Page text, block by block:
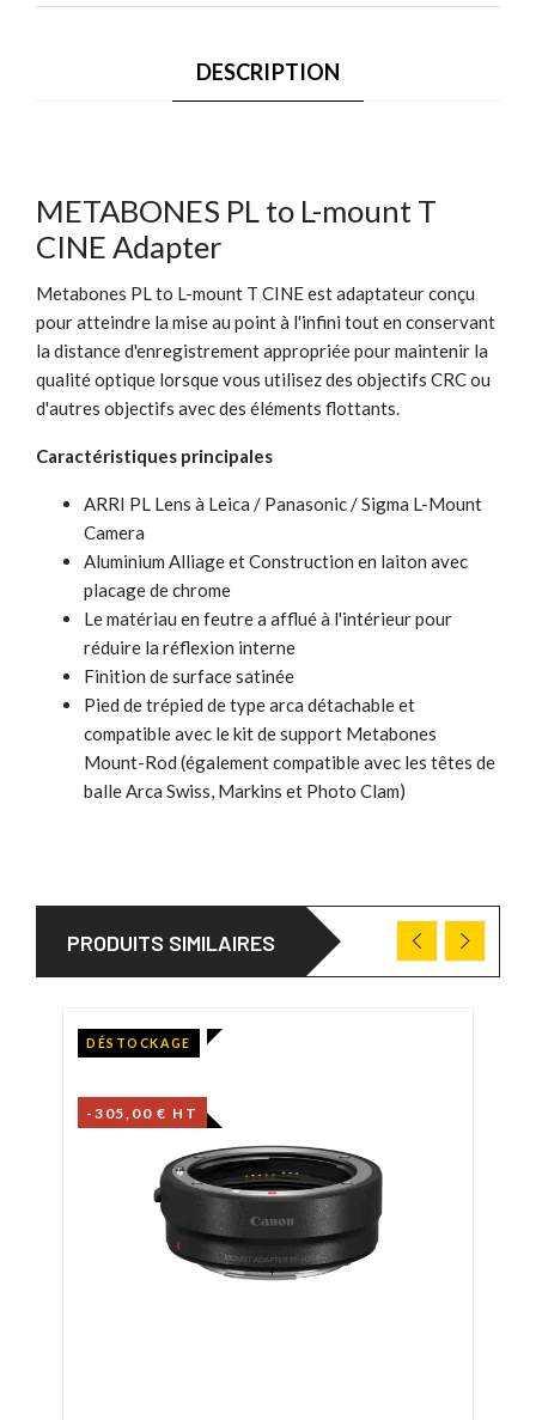
DESCRIPTION
METABONES PL to L-mount T
CINE Adapter
Metabones PL to L-mount T CINE est adaptateur conçu
pour atteindre la mise au point à l'infini tout en conservant
la distance d'enregistrement appropriée pour maintenir la
qualité optique lorsque vous utilisez des objectifs CRC ou
d'autres objectifs avec des éléments flottants.
Caractéristiques principales
ARRI PL Lens à Leica / Panasonic / Sigma L-Mount
Camera
Aluminium Alliage et Construction en laiton avec
placage de chrome
Le matériau en feutre a afflué à l'intérieur pour
réduire la réflexion interne
Finition de surface satinée
Pied de trépied de type arca détachable et
compatible avec le kit de support Metabones
Mount-Rod (également compatible avec les têtes de
balle Arca Swiss, Markins et Photo Clam)
PRODUITS SIMILAIRES
DÉSTOCKAGE
-305,00 € HT